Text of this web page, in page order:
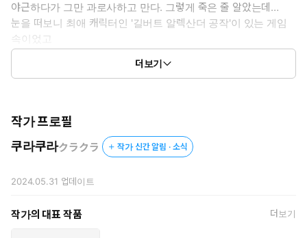
야근하다가 그만 과로사하고 만다. 그렇게 죽은 줄 알았는데…
눈을 떠보니 최애 캐릭터인 '길버트 알렉산더 공작'이 있는 게임
속이었고
루리는 그의 약혼녀인 피오나로 환생한 것!
최애의 곁에 남아있기 위해서 그가 '흡혈귀'라는 사실을 모르는 척
비밀을 알아버린 그녀를 살려둘 수 없다며 목을 물어버리지만
피오나의 건강한 몸은 아무리 피를 빨려도 쓰러지지 않았고
결국 공작은 그녀에게 피 제공을 요청하며 새로운 계약이 시작되
더보기
작가 프로필
쿠라쿠라クラクラ 작가 신간 알림 · 소식
2024.05.31 업데이트
작가의 대표 작품 더보기